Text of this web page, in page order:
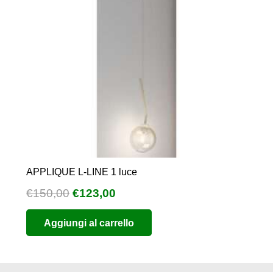
APPLIQUE L-LINE 1 luce
€150,00 Il
prezzo
originale
era:
€123,00
prezzo
attuale
è:
Aggiungi al carrello